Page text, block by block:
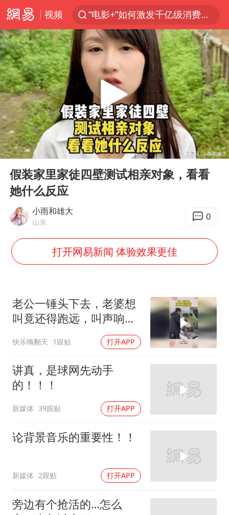
视频
“电影+”如何激发千亿级消费新活力？
胡塞武装袭击也门政府军军营
日本试射“战斧”导弹，国防部回应
东航：国内客票提前14天免费退改
台风白海豚中心风力增强
四川宜宾高县4.9级地震致1死
向鹏0-3不敌张本智和
“新疆阿勒泰八月能滑雪”不实
刘国正说向鹏打得很窝囊
我国外贸延续良好增长态势
陈幸同晋级WTT横滨冠军赛8强
两名乘客在飞机上因调节座椅起冲突
女儿为争财产堵门阻挠父亲出殡
夯实基础开新局
Play
00:00 10:03
假装家里家徒四壁测试相亲对象，看看
她什么反应
小雨和雄大
山东 0
打开网易新闻 体验效果更佳
老公一锤头下去，老婆想
叫竟还得跑远，叫声响起
快乐嗨翻天 1跟贴 打开APP
讲真，是球网先动手
的！！！
新媒体 39跟贴 打开APP
论背景音乐的重要性！！
新媒体 2跟贴 打开APP
旁边有个抢活的…怎么